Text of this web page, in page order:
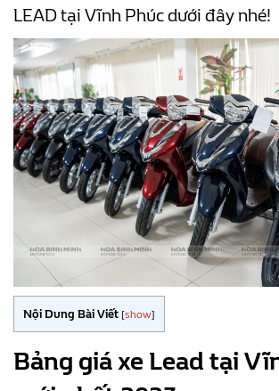
LEAD tại Vĩnh Phúc dưới đây nhé!
Nội Dung Bài Viết [show]
Bảng giá xe Lead tại